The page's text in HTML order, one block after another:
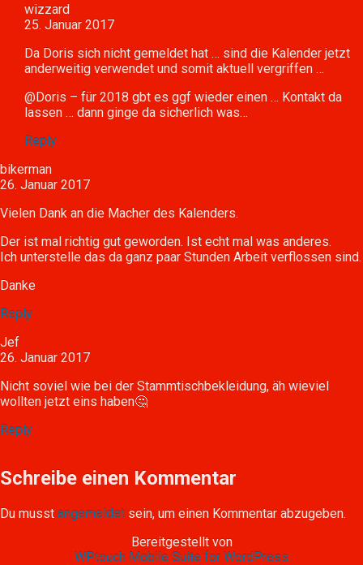
wizzard
25. Januar 2017
Da Doris sich nicht gemeldet hat … sind die Kalender jetzt
anderweitig verwendet und somit aktuell vergriffen …
@Doris – für 2018 gbt es ggf wieder einen … Kontakt da
lassen … dann ginge da sicherlich was…
Reply
bikerman
26. Januar 2017
Vielen Dank an die Macher des Kalenders.
Der ist mal richtig gut geworden. Ist echt mal was anderes.
Ich unterstelle das da ganz paar Stunden Arbeit verflossen sind.
Danke
Reply
Jef
26. Januar 2017
Nicht soviel wie bei der Stammtischbekleidung, äh wieviel
wollten jetzt eins haben🤔
Reply
Schreibe einen Kommentar
Du musst angemeldet sein, um einen Kommentar abzugeben.
Bereitgestellt von
WPtouch Mobile Suite for WordPress